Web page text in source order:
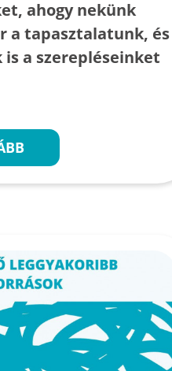
ahogy nekünk
a tapasztalatunk, és
a szerepléseinket